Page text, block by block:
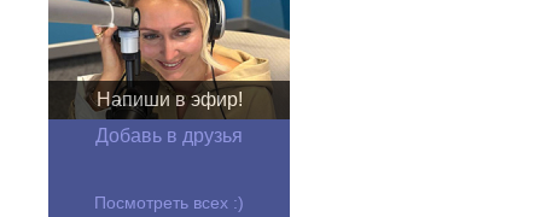
Напиши в эфир!
Добавь в друзья
Посмотреть всех :)